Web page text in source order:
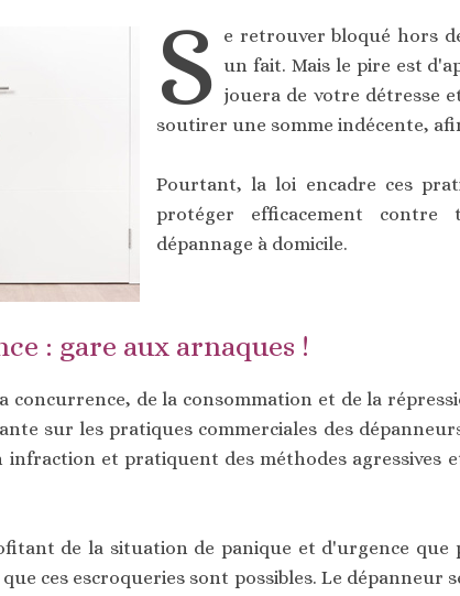
S e retrouver bloqué hors
un fait. Mais le pire est
jouera de votre détresse
soutirer une somme indécente,
Pourtant, la loi encadre ces
protéger efficacement contre
dépannage à domicile.
: gare aux arnaques !
concurrence, de la consommation et de la
sur les pratiques commerciales des
infraction et pratiquent des méthodes agressives
de la situation de panique et d'urgence
ces escroqueries sont possibles. Le dépanneur